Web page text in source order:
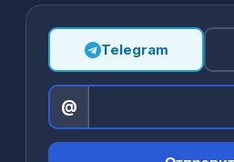
Telegram
@